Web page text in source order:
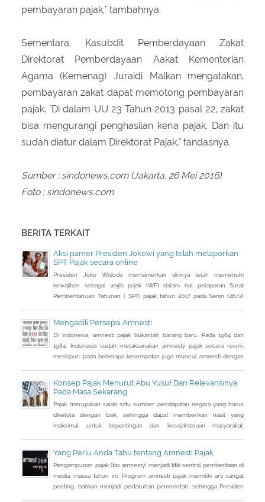
pembayaran pajak," tambahnya.
Sementara, Kasubdit Pemberdayaan Zakat
Direktorat Pemberdayaan Aakat Kementerian
Agama (Kemenag) Juraidi Malkan mengatakan,
pembayaran zakat dapat memotong pembayaran
pajak. "Di dalam UU 23 Tahun 2013 pasal 22, zakat
bisa mengurangi penghasilan kena pajak. Dan itu
sudah diatur dalam Direktorat Pajak," tandasnya.
Sumber : sindonews.com (Jakarta, 26 Mei 2016)
Foto : sindonews.com
BERITA TERKAIT
Aksi pamer Presiden Jokowi yang telah melaporkan
SPT Pajak secara online
Presiden Joko Widodo memamerkan dirinya telah memenuhi
kewajiban sebagai wajib pajak (WP) dalam hal pelaporan Surat
Pemberitahuan Tahunan ( SPT) pajak tahun 2017 pada Senin (26/2)
Mengadili Persepsi Amnesti
Di Indonesia, amnesti pajak bukanlah barang baru. Pada 1964 dan
1984, Indonesia sudah melaksanakan amnesty pajak secara resmi,
meskipun pada beberapa kesempatan juga muncul amnesti dengan
Konsep Pajak Menurut Abu Yusuf Dan Relevansinya
Pada Masa Sekarang
Pajak merupakan salah satu sumber pendapatan negara yang harus
dikelola dengan baik, sehingga dapat memberikan hasil yang
maksimal untuk kepentingan dan kesejahteraan masyarakat.
seorang ulama bernama Abu Yusuf yang diminta untuk menulis
sebuah buku komprehensif yang dapat
Yang Perlu Anda Tahu tentang Amnesti Pajak
Pengampunan pajak (tax amnesty) menjadi titik sentral pemberitaan di
media massa tahun ini. Program amnesti pajak memiliki arti sangat
penting, bahkan menjadi pertaruhan pemerintah, sehingga Presiden